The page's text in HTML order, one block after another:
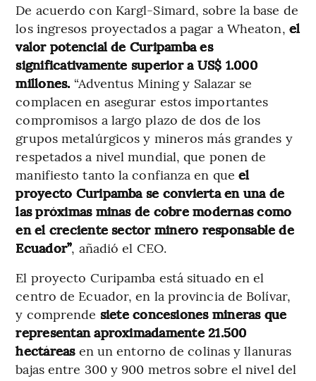
De acuerdo con Kargl-Simard, sobre la base de
los ingresos proyectados a pagar a Wheaton, el
valor potencial de Curipamba es
significativamente superior a US$ 1.000
millones. “Adventus Mining y Salazar se
complacen en asegurar estos importantes
compromisos a largo plazo de dos de los
grupos metalúrgicos y mineros más grandes y
respetados a nivel mundial, que ponen de
manifiesto tanto la confianza en queel
proyecto Curipamba se convierta en una de
las próximas minas de cobre modernas como
en el creciente sector minero responsable de
Ecuador”, añadió el CEO.
El proyecto Curipamba está situado en el
centro de Ecuador, en la provincia de Bolívar,
y comprende siete concesiones mineras que
representan aproximadamente 21.500
hectáreasen un entorno de colinas y llanuras
bajas entre 300 y 900 metros sobre el nivel del